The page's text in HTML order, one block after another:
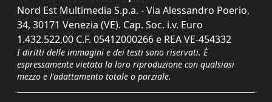
Nord Est Multimedia S.p.a. - Via Alessandro Poerio,
34, 30171 Venezia (VE). Cap. Soc. i.v. Euro
1.432.522,00 C.F. 05412000266 e REA VE-454332
I diritti delle immagini e dei testi sono riservati. È
espressamente vietata la loro riproduzione con qualsiasi
mezzo e l'adattamento totale o parziale.